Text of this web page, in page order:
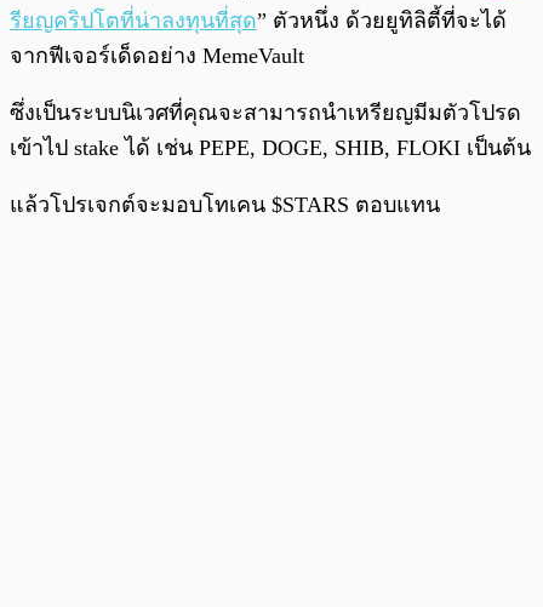
รียญคริปโตที่น่าลงทุนที่สุด” ตัวหนึ่ง ด้วยยูทิลิตี้ที่จะได้
จากฟีเจอร์เด็ดอย่าง MemeVault
ซึ่งเป็นระบบนิเวศที่คุณจะสามารถนำเหรียญมีมตัวโปรด
เข้าไป stake ได้ เช่น PEPE, DOGE, SHIB, FLOKI เป็นต้น
แล้วโปรเจกต์จะมอบโทเคน $STARS ตอบแทน